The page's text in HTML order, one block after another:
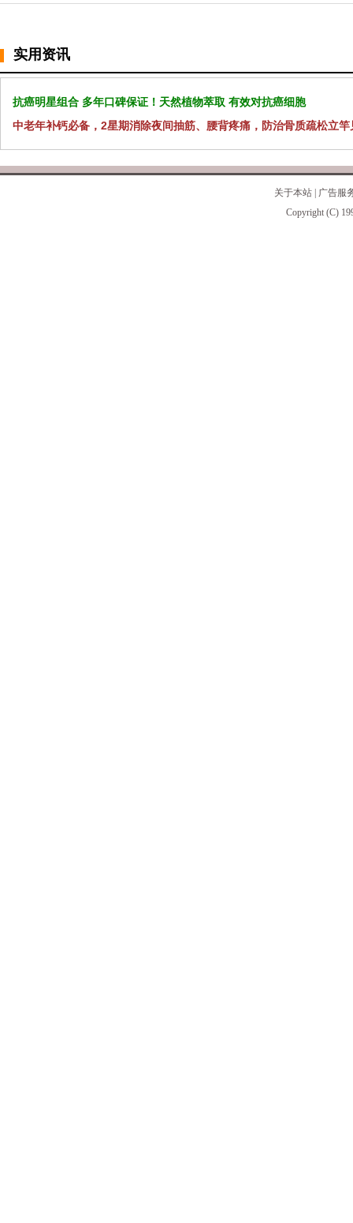
实用资讯
抗癌明星组合 多年口碑保证！天然植物萃取 有效对抗癌细胞
中老年补钙必备，2星期消除夜间抽筋、腰背疼痛，防治骨质疏松立竿
关于本站
广告服
Copyright (C)